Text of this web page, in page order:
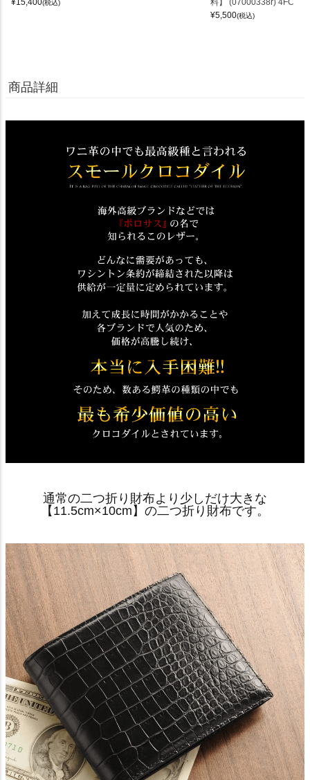
(税込)
¥5,500(税込)
商品詳細
通常の二つ折り財布より少しだけ大きな
【11.5cm×10cm】の二つ折り財布です。